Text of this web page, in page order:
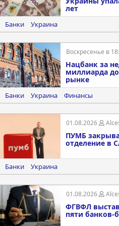
лет
Банки Украина
Нацбанк за
миллиарда
рынке
Воскресенье в
Банки Украина Финансы
ПУМБ
отделение в
01.08.2026
Банки Украина
ФГВФЛ
пяти банков-
01.08.2026